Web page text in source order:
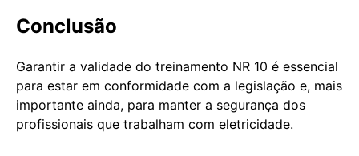
Conclusão
Garantir a validade do treinamento NR 10 é essencial
para estar em conformidade com a legislação e, mais
importante ainda, para manter a segurança dos
profissionais que trabalham com eletricidade.